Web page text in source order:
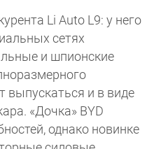
Li Auto L9: у него
сетях
и шпионские
выпускаться и в виде
«Дочка» BYD
однако новинке